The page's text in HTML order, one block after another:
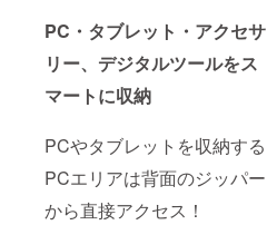
PC・タブレット・アクセサ
リー、デジタルツールをス
マートに収納
PCやタブレットを収納する
PCエリアは背面のジッパー
から直接アクセス！